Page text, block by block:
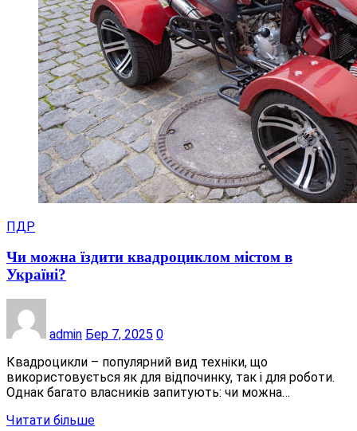
ПДР
Чи можна їздити квадроциклом містом в
Україні?
admin Бер 7, 2025 0
Квадроцикли – популярний вид техніки, що
використовується як для відпочинку, так і для роботи.
Однак багато власників запитують: чи можна…
Читати більше